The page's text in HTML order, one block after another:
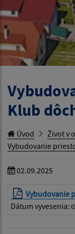
Klub
Úvod Život v
Vybudovanie
02.09.2025
Vybudovanie
Dátum vyvesenia: